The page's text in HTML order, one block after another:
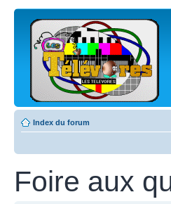
Index du forum
Foire aux